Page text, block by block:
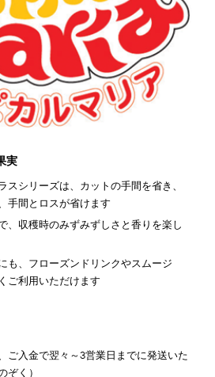
実
スシリーズは、カットの手間を省き、
手間とロスが省けます
、収穫時のみずみずしさと香りを楽し
も、フローズンドリンクやスムージ
ご利用いただけます
ご入金で翌々～3営業日までに発送いた
ぞく）